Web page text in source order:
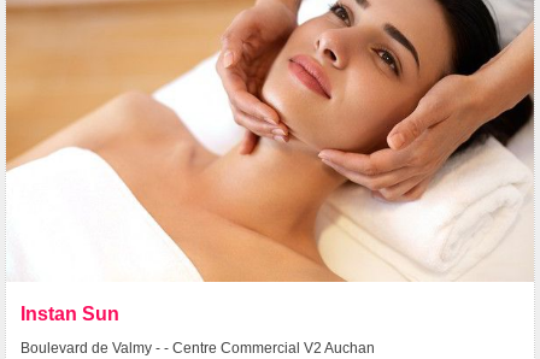
Instan Sun
Boulevard de Valmy - - Centre Commercial V2 Auchan